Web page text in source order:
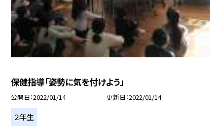
保健指導「姿勢に気を付けよう」
公開日 2022/01/14 更新日 2022/01/14
２年生